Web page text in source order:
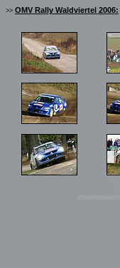
>> OMV Rally Waldviertel 2006: